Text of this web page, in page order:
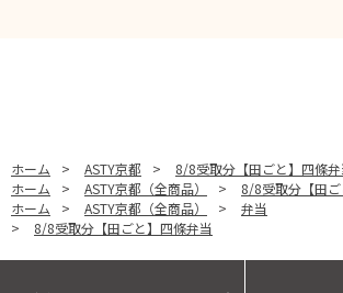
ホーム > ASTY京都 >
8/8受取分【田ごと】四條弁
ホーム
> ASTY京都（全商品） >
8/8受取分【田
ホーム
> ASTY京都（全商品） >
弁当
>
8/8受取分【田ごと】四條弁当